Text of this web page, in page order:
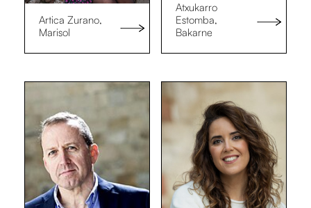
Artica Zurano,
Marisol
Atxukarro
Estomba,
Bakarne